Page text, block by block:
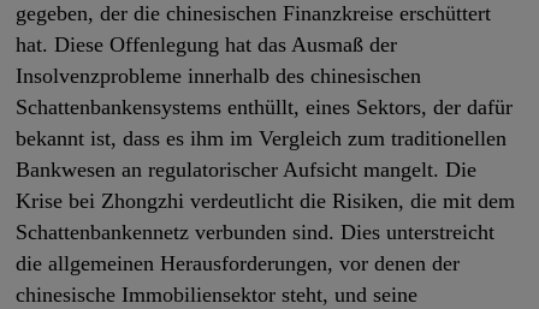
gegeben, der die chinesischen Finanzkreise erschüttert
hat. Diese Offenlegung hat das Ausmaß der
Insolvenzprobleme innerhalb des chinesischen
Schattenbankensystems enthüllt, eines Sektors, der dafür
bekannt ist, dass es ihm im Vergleich zum traditionellen
Bankwesen an regulatorischer Aufsicht mangelt. Die
Krise bei Zhongzhi verdeutlicht die Risiken, die mit dem
Schattenbankennetz verbunden sind. Dies unterstreicht
die allgemeinen Herausforderungen, vor denen der
chinesische Immobiliensektor steht, und seine